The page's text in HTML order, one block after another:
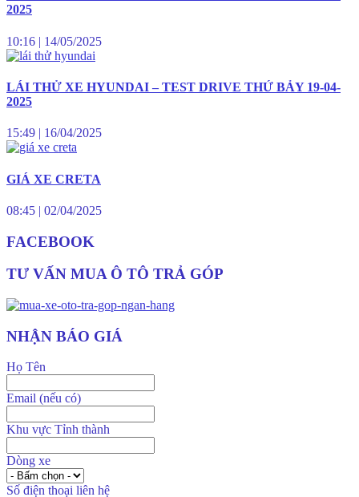
2025
10:16 | 14/05/2025
LÁI THỬ XE HYUNDAI – TEST DRIVE THỨ BẢY 19-04-
2025
15:49 | 16/04/2025
GIÁ XE CRETA
08:45 | 02/04/2025
FACEBOOK
TƯ VẤN MUA Ô TÔ TRẢ GÓP
NHẬN BÁO GIÁ
Họ Tên
Email (nếu có)
Khu vực Tỉnh thành
Dòng xe
Số điện thoại liên hệ